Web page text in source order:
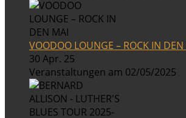
VOODOO LOUNGE – ROCK IN DEN
30 Apr. 25
Veranstaltungen am 02/05/2025